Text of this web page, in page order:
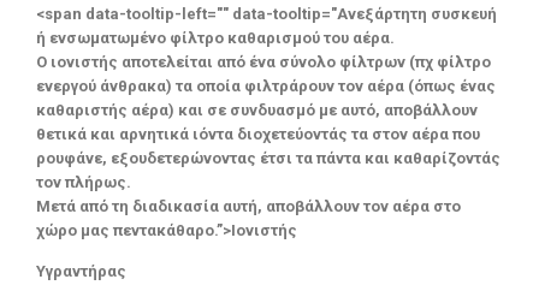
<span data-tooltip-left="" data-tooltip="Ανεξάρτητη συσκευή
ή ενσωματωμένο φίλτρο καθαρισμού του αέρα.
Ο ιονιστής αποτελείται από ένα σύνολο φίλτρων (πχ φίλτρο
ενεργού άνθρακα) τα οποία φιλτράρουν τον αέρα (όπως ένας
καθαριστής αέρα) και σε συνδυασμό με αυτό, αποβάλλουν
θετικά και αρνητικά ιόντα διοχετεύοντάς τα στον αέρα που
ρουφάνε, εξουδετερώνοντας έτσι τα πάντα και καθαρίζοντάς
τον πλήρως.
Μετά από τη διαδικασία αυτή, αποβάλλουν τον αέρα στο
χώρο μας πεντακάθαρο.”>Ιονιστής
Υγραντήρας